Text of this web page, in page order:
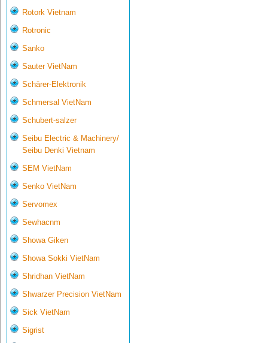
Rotork Vietnam
Rotronic
Sanko
Sauter VietNam
Schärer-Elektronik
Schmersal VietNam
Schubert-salzer
Seibu Electric & Machinery/
Seibu Denki Vietnam
SEM VietNam
Senko VietNam
Servomex
Sewhacnm
Showa Giken
Showa Sokki VietNam
Shridhan VietNam
Shwarzer Precision VietNam
Sick VietNam
Sigrist